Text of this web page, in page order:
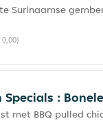
Surinaamse
:
met BBQ pulled